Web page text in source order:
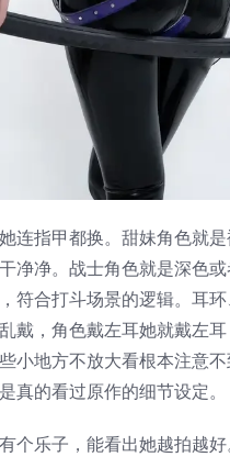
连指甲都换。甜妹角色就
净净。战士角色就是深色
符合打斗场景的逻辑。耳
戴，角色戴左耳她就戴左
小地方不放大看根本注意
真的看过原作的细节设定。
个乐子，能看出她越拍越